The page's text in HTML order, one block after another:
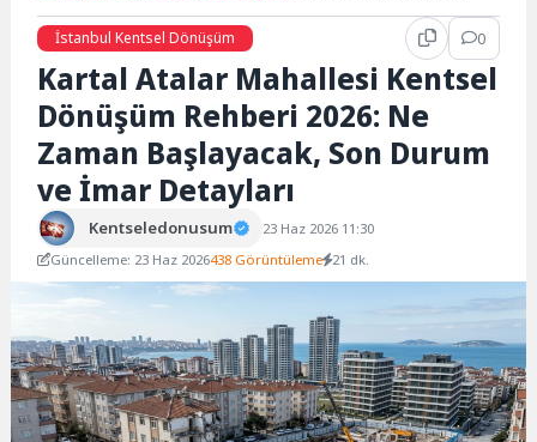
2026: Ne Zaman Başlayacak,
Son Durum ve İmar Detayları
İstanbul Kentsel Dönüşüm 0
Kartal Atalar Mahallesi Kentsel
Dönüşüm Rehberi 2026: Ne
Zaman Başlayacak, Son Durum
ve İmar Detayları
Kentseledonusum
23 Haz 2026 11:30
Güncelleme: 23 Haz 2026438 Görüntüleme 21 dk.